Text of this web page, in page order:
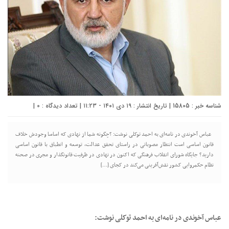
شناسه خبر : 15805 | تاریخ انتشار : ۱۹ دی ۱۴۰۱ - ۱۱:۲۳ | تعداد دیدگاه : 0
|
عباس آخوندی در نامه‌ای به احمد توکلی نوشت: ?️چگونه شما از نهادی که اساسا وجودش خلاف
قانون اساسی است انتظار مصوباتی در راستای تحقق عدالت، توسعه و انطباق با قانون اساسی
دارید؟ جایگاه شورای انقلاب فرهنگی که اکنون در نهادی در ظرفیت قانونگذار و مجری در صحنه
نظام حکمروایی کشور نقش‌آفرینی می‌کند در کجای […]
عباس آخوندی در نامه‌ای به احمد توکلی نوشت: